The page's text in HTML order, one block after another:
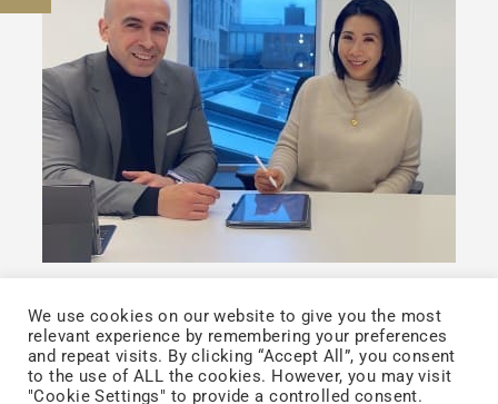
Notizie Ufficiali 2022-02-21
TCI collabora con la
We use cookies on our website to give you the most
relevant experience by remembering your preferences
and repeat visits. By clicking “Accept All”, you consent
to the use of ALL the cookies. However, you may visit
"Cookie Settings" to provide a controlled consent.